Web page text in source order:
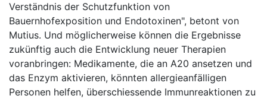
Verständnis der Schutzfunktion von
Bauernhofexposition und Endotoxinen", betont von
Mutius. Und möglicherweise können die Ergebnisse
zukünftig auch die Entwicklung neuer Therapien
voranbringen: Medikamente, die an A20 ansetzen und
das Enzym aktivieren, könnten allergieanfälligen
Personen helfen, überschiessende Immunreaktionen zu